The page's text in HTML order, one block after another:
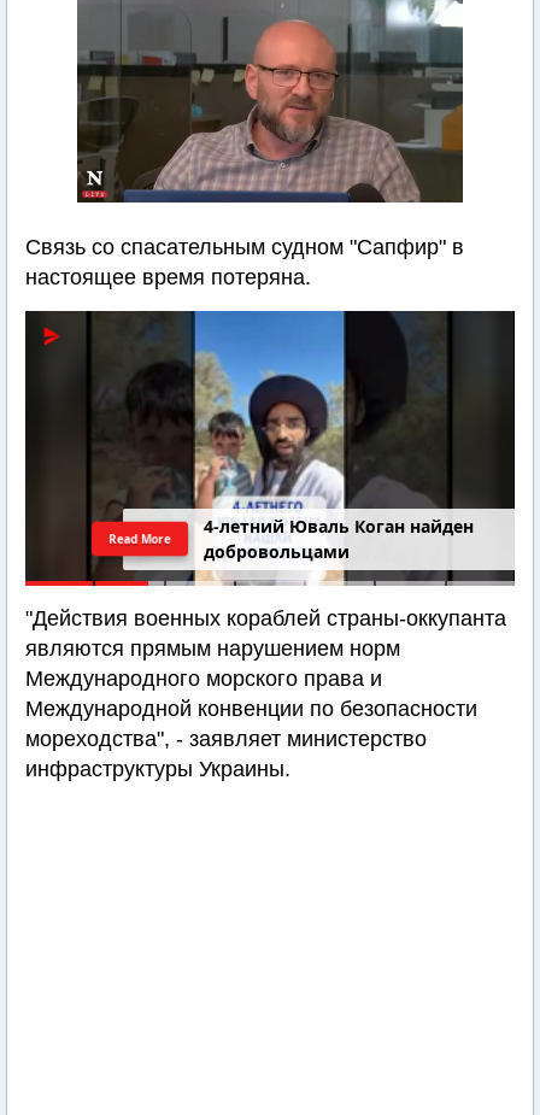
Связь со спасательным судном "Сапфир" в
настоящее время потеряна.
4-летний Юваль Коган найден
добровольцами
Read More
"Действия военных кораблей страны-оккупанта
являются прямым нарушением норм
Международного морского права и
Международной конвенции по безопасности
мореходства", - заявляет министерство
инфраструктуры Украины.